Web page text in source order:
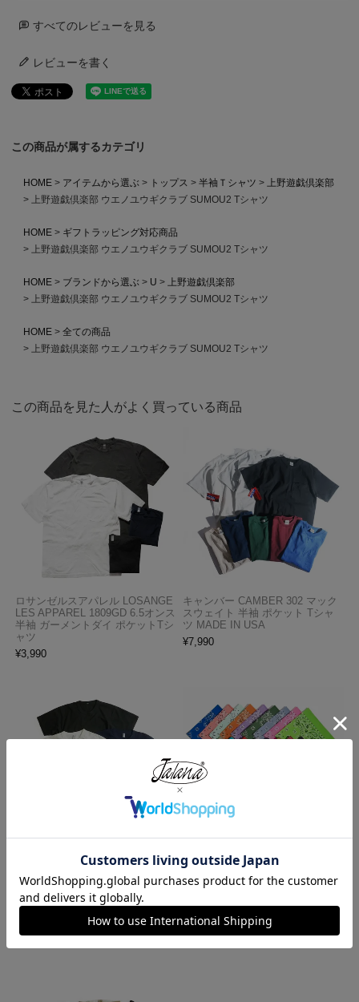
すべてのレビューを見る
レビューを書く
この商品が属するカテゴリ
HOME アイテムから選ぶ トップス 半袖Ｔシャツ
上野遊戯倶楽部
上野遊戯倶楽部 ウエノユウギクラブ SUMOU2 Tシャツ
HOME
ギフトラッピング対応商品
上野遊戯倶楽部 ウエノユウギクラブ SUMOU2 Tシャツ
HOME ブランドから選ぶ U
上野遊戯倶楽部
上野遊戯倶楽部 ウエノユウギクラブ SUMOU2 Tシャツ
HOME
全ての商品
上野遊戯倶楽部 ウエノユウギクラブ SUMOU2 Tシャツ
この商品を見た人がよく買っている商品
ロサンゼルスアパレル LOSANGE
LES APPAREL 1809GD 6.5オンス
半袖 ガーメントダイ ポケットTシ
ャツ
¥3,990
キャンバー CAMBER 302 マック
スウェイト 半袖 ポケット Tシャ
ツ MADE IN USA
¥7,990
ロサンゼルスアパレル LOSANGE
半袖 バインディング ガーメント
ダイ Tシャツ
ハバハンク HAV-A-HANK バンダ
ナ アメリカ製 トラディショナル
ペイズリーTHE BANDANNA COM